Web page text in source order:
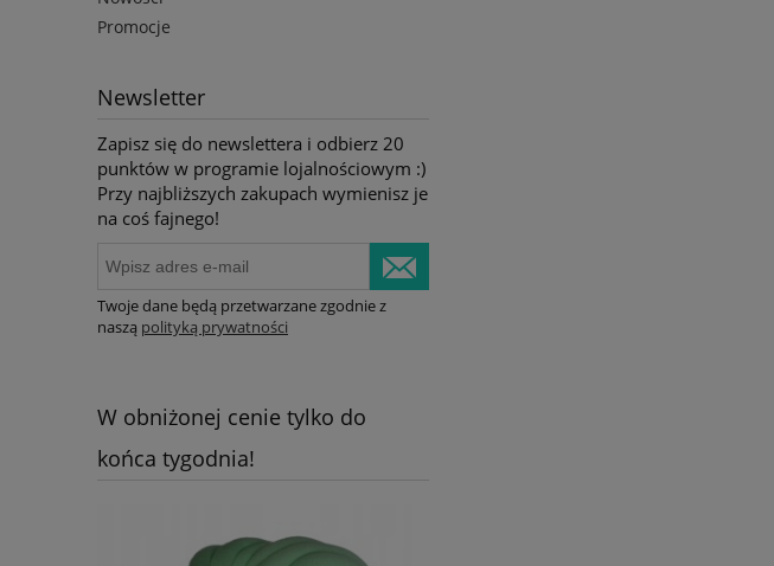
Promocje
Newsletter
Zapisz się do newslettera i odbierz 20
punktów w programie lojalnościowym :)
Przy najbliższych zakupach wymienisz je
na coś fajnego!
Twoje dane będą przetwarzane zgodnie z
naszą polityką prywatności
W obniżonej cenie tylko do
końca tygodnia!